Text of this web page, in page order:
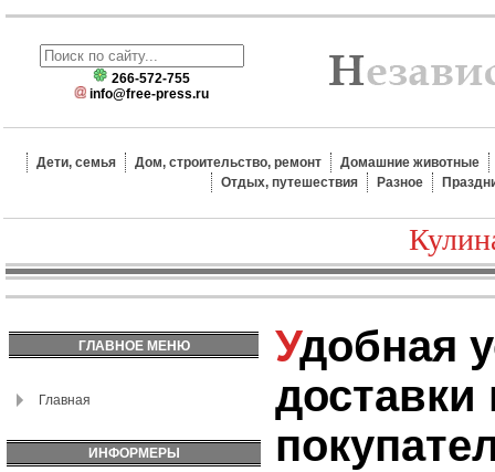
266-572-755
info@free-press.ru
Дети, семья Дом, строительство, ремонт
Домашние животные
Отдых, путешествия
Разное
ГЛАВНОЕ МЕНЮ
Главная
ИНФОРМЕРЫ
Удобная услуга
доставки